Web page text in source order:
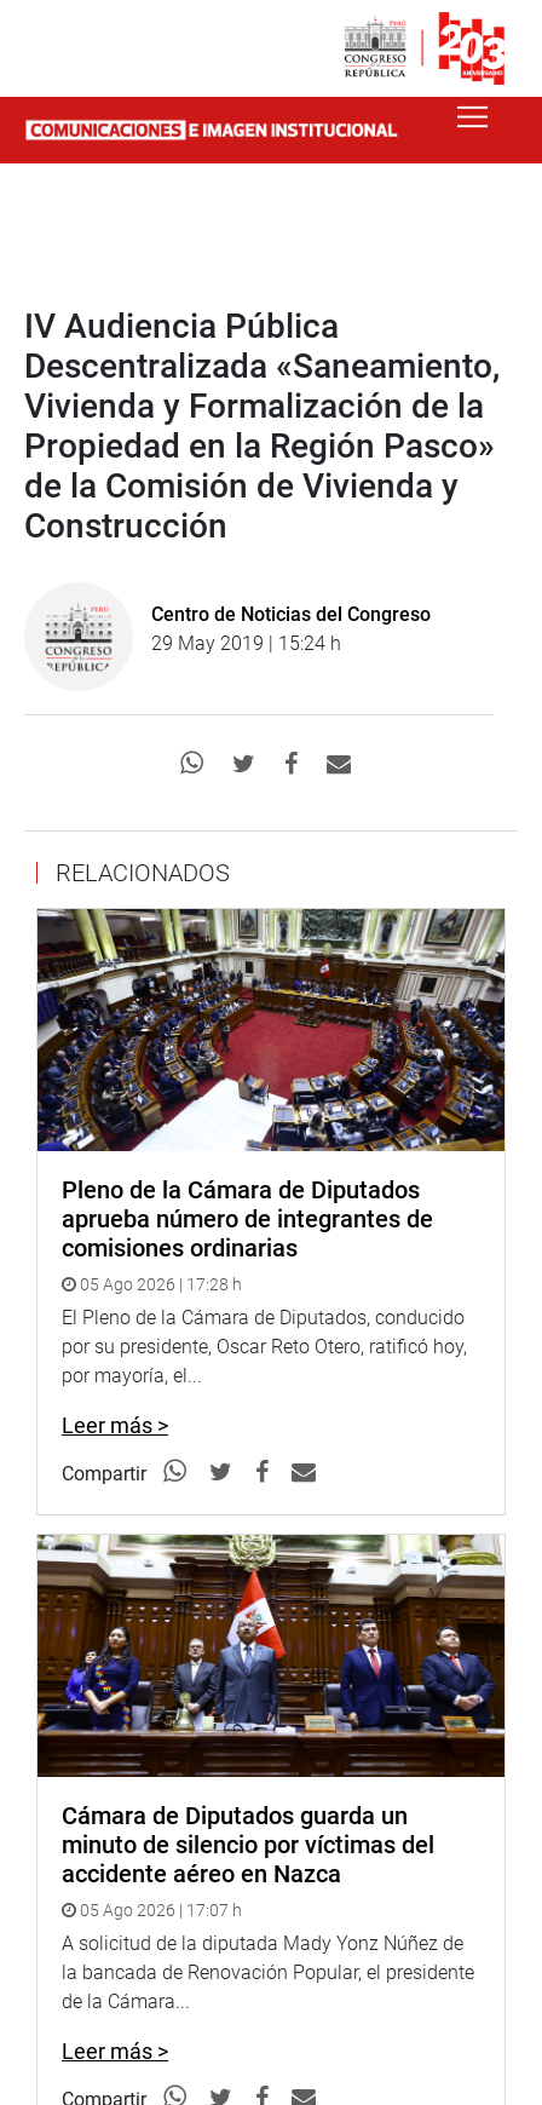
IV Audiencia Pública
Descentralizada «Saneamiento,
Vivienda y Formalización de la
Propiedad en la Región Pasco»
de la Comisión de Vivienda y
Construcción
Centro de Noticias del Congreso
29 May 2019 | 15:24 h
RELACIONADOS
Pleno de la Cámara de Diputados
aprueba número de integrantes de
comisiones ordinarias
05 Ago 2026 | 17:28 h
El Pleno de la Cámara de Diputados, conducido
por su presidente, Oscar Reto Otero, ratificó hoy,
por mayoría, el...
Leer más >
Compartir
Cámara de Diputados guarda un
minuto de silencio por víctimas del
accidente aéreo en Nazca
05 Ago 2026 | 17:07 h
A solicitud de la diputada Mady Yonz Núñez de
la bancada de Renovación Popular, el presidente
de la Cámara...
Leer más >
Compartir